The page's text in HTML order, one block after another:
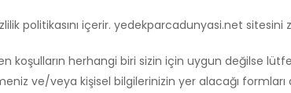
politikasını içerir. yedekparcadunyasi.net sitesini
koşulların herhangi biri sizin için uygun değilse
ve/veya kişisel bilgilerinizin yer alacağı